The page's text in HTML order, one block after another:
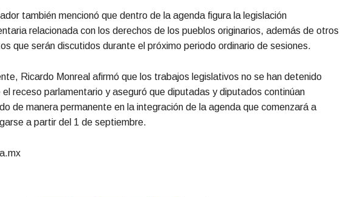
también mencionó que dentro de la agenda figura la legislación
relacionada con los derechos de los pueblos originarios, además de otros
que serán discutidos durante el próximo periodo ordinario de sesiones.
Ricardo Monreal afirmó que los trabajos legislativos no se han detenido
el receso parlamentario y aseguró que diputadas y diputados continúan
de manera permanente en la integración de la agenda que comenzará a
a partir del 1 de septiembre.